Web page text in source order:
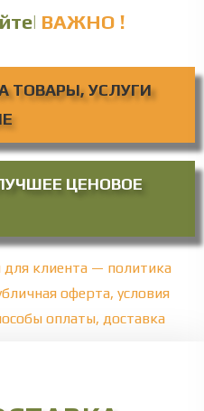
!
ТОВАРЫ, УСЛУГИ
ЦЕНОВОЕ
клиента — политика
оферта, условия
оплаты, доставка